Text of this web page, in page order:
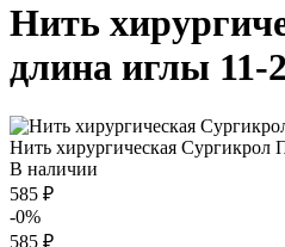
Нить
длина иглы 11-
Нить хирургическая
В наличии
585 ₽
-0%
585 ₽